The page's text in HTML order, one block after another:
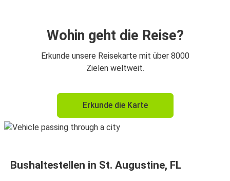
Wohin geht die Reise?
Erkunde unsere Reisekarte mit über 8000
Zielen weltweit.
Erkunde die Karte
Bushaltestellen in St. Augustine, FL